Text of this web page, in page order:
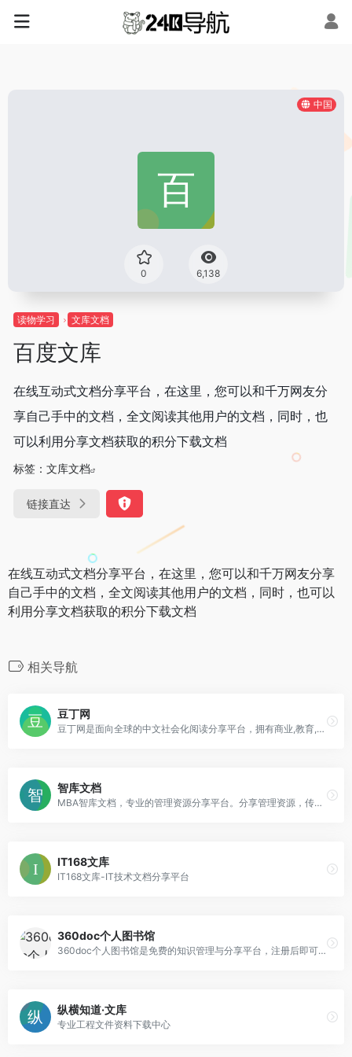
中国
0 6,138
读物学习 文库文档
百度文库
在线互动式文档分享平台，在这里，您可以和千万网友分
享自己手中的文档，全文阅读其他用户的文档，同时，也
可以利用分享文档获取的积分下载文档
标签： 文库文档
链接直达
在线互动式文档分享平台，在这里，您可以和千万网友分享
自己手中的文档，全文阅读其他用户的文档，同时，也可以
利用分享文档获取的积分下载文档
相关导航
豆丁网
豆丁网是面向全球的中文社会化阅读分享平台，拥有商业,教育,研究报告,行业资料,学术论文,认证考试,星座,心理学等数亿实用文档和书刊杂志。
智库文档
MBA智库文档，专业的管理资源分享平台。分享管理资源，传递管理智慧。
IT168文库
IT168文库-IT技术文档分享平台
360doc个人图书馆
360doc个人图书馆是免费的知识管理与分享平台，注册后即可拥有自己的个人图书馆，一键保存你在微信、各网站看到的好文章，传承分享你的阅读创作历程，支持电脑、iPad和手机多屏同步阅读和管理。
纵横知道·文库
专业工程文件资料下载中心